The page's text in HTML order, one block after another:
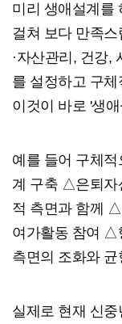
미리 생애설계를
걸쳐 보다 만족
·자산관리, 건강,
를 설정하고 구
이것이 바로 '생
예를 들어 구체
계 구축 △은퇴자
적 측면과 함께
여가활동 참여 △
측면의 조화와
실제로 현재 신